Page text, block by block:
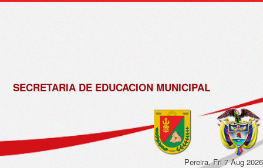
SECRETARIA DE EDUCACION MUNICIPAL
Pereira, Fri 7 Aug 2026
de